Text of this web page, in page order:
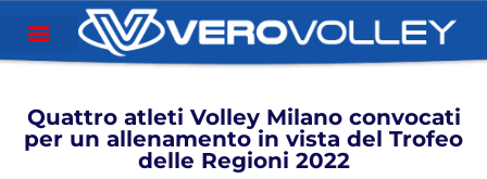
Quattro atleti Volley Milano convocati
per un allenamento in vista del Trofeo
delle Regioni 2022